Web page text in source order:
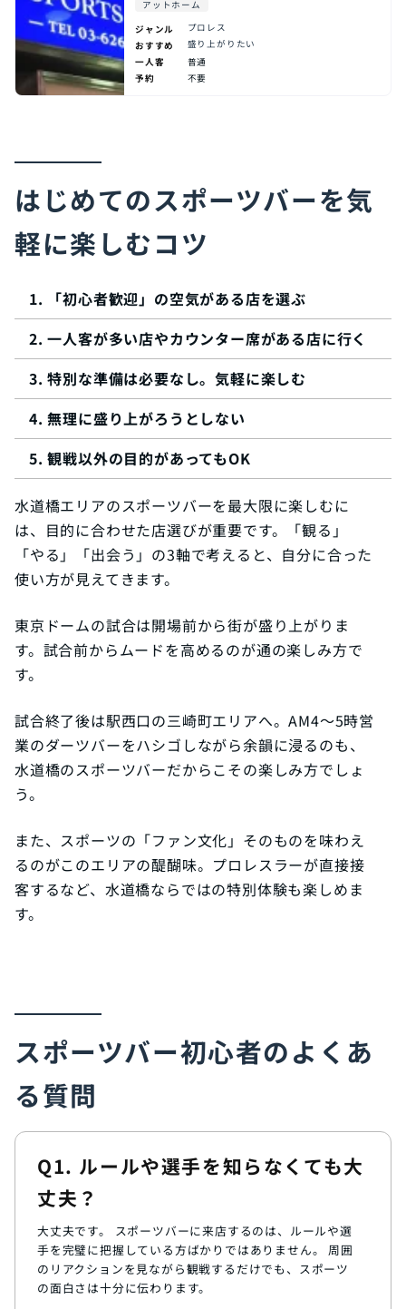
アットホーム
ジャンル
プロレス
おすすめ
盛り上がりたい
一人客
普通
予約
不要
はじめてのスポーツバーを気
軽に楽しむコツ
「初心者歓迎」の空気がある店を選ぶ
一人客が多い店やカウンター席がある店に行く
特別な準備は必要なし。気軽に楽しむ
無理に盛り上がろうとしない
観戦以外の目的があってもOK
水道橋エリアのスポーツバーを最大限に楽しむに
は、目的に合わせた店選びが重要です。「観る」
「やる」「出会う」の3軸で考えると、自分に合った
使い方が見えてきます。
東京ドームの試合は開場前から街が盛り上がりま
す。試合前からムードを高めるのが通の楽しみ方で
す。
試合終了後は駅西口の三崎町エリアへ。AM4〜5時営
業のダーツバーをハシゴしながら余韻に浸るのも、
水道橋のスポーツバーだからこその楽しみ方でしょ
う。
また、スポーツの「ファン文化」そのものを味わえ
るのがこのエリアの醍醐味。プロレスラーが直接接
客するなど、水道橋ならではの特別体験も楽しめま
す。
スポーツバー初心者のよくあ
る質問
Q1. ルールや選手を知らなくても大
丈夫？
大丈夫です。 スポーツバーに来店するのは、ルールや選
手を完璧に把握している方ばかりではありません。 周囲
のリアクションを見ながら観戦するだけでも、スポーツ
の面白さは十分に伝わります。